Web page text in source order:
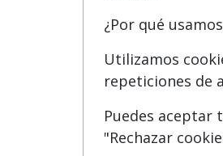
¿Por qué
Utilizamos
repeticiones de
Puedes aceptar
"Rechazar